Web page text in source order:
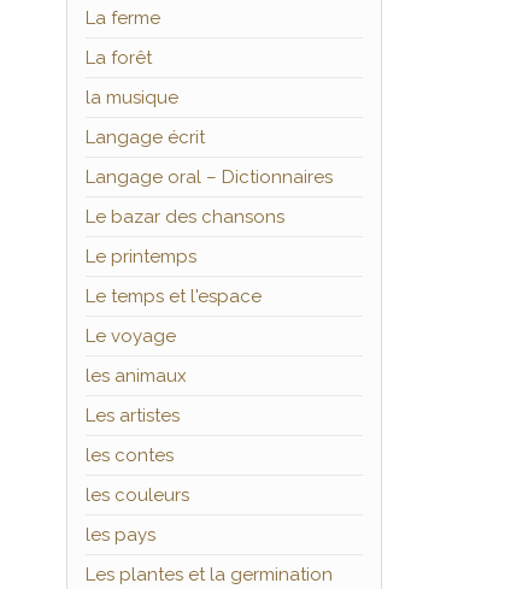
La ferme
La forêt
la musique
Langage écrit
Langage oral – Dictionnaires
Le bazar des chansons
Le printemps
Le temps et l'espace
Le voyage
les animaux
Les artistes
les contes
les couleurs
les pays
Les plantes et la germination